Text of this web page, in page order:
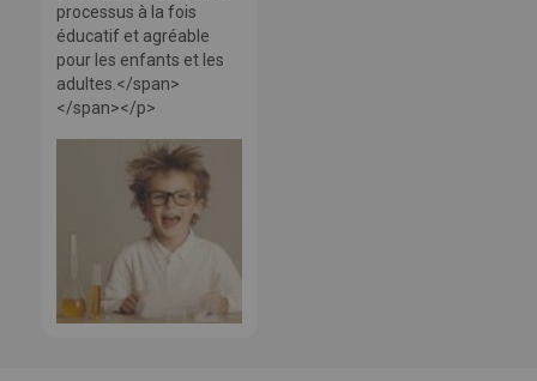
processus à la fois
éducatif et agréable
pour les enfants et les
adultes.</span>
</span></p>